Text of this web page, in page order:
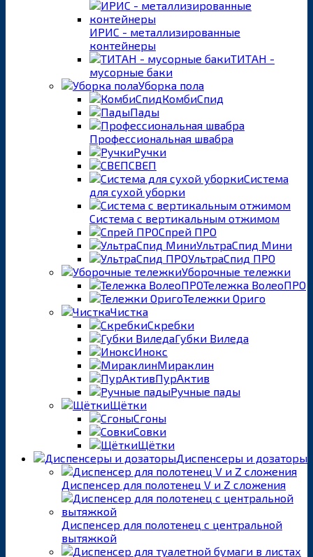
ИРИС - металлизированные
контейнеры
ТИТАН -
мусорные баки
Уборка пола
КомбиСпид
Пады
Профессиональная швабра
Ручки
СВЕП
Система
для сухой уборки
Система с вертикальным отжимом
Спрей ПРО
УльтраСпид Мини
УльтраСпид ПРО
Уборочные тележки
Тележка ВолеоПРО
Тележки Ориго
Чистка
Скребки
Губки Виледа
Инокс
Мираклин
ПурАктив
Ручные пады
Щётки
Сгоны
Совки
Щётки
Диспенсеры и дозаторы
Диспенсер для полотенец V и Z сложения
Диспенсер для полотенец с центральной
вытяжкой